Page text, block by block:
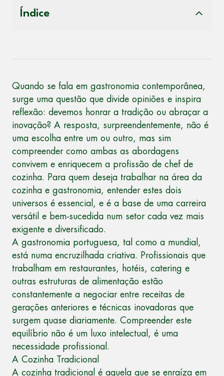
Índice
Quando se fala em gastronomia contemporânea,
surge uma questão que divide opiniões e inspira
reflexão: devemos honrar a tradição ou abraçar a
inovação? A resposta, surpreendentemente, não é
uma escolha entre um ou outro, mas sim
compreender como ambas as abordagens
convivem e enriquecem a profissão de chef de
cozinha. Para quem deseja trabalhar na área da
cozinha e gastronomia, entender estes dois
universos é essencial, e é a base de uma carreira
versátil e bem-sucedida num setor cada vez mais
exigente e diversificado.
A gastronomia portuguesa, tal como a mundial,
está numa encruzilhada criativa. Profissionais que
trabalham em restaurantes, hotéis, catering e
outras estruturas de alimentação estão
constantemente a negociar entre receitas de
gerações anteriores e técnicas inovadoras que
surgem quase diariamente. Compreender este
equilíbrio não é um luxo intelectual, é uma
necessidade profissional.
A Cozinha Tradicional
A cozinha tradicional é aquela que se enraíza em